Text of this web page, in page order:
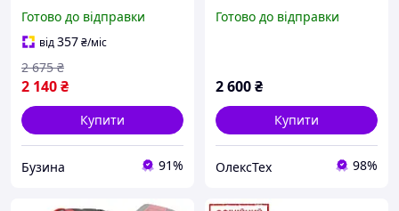
SAW85 buzyna
Готово до відправки
від357₴/міс
2 140₴
2 675 ₴
Купити
Бузина 91%
АКБ и ЗП)
Готово до відправки
2 600₴
Купити
ОлексТех 98%